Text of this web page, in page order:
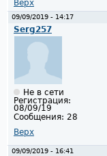
Верх
09/09/2019 - 14:17
Serg257
Не в сети
Регистрация:
08/09/19
Сообщения: 28
Верх
09/09/2019 - 16:41